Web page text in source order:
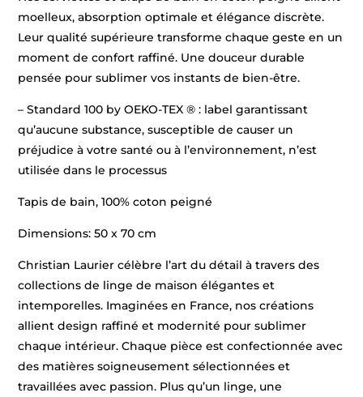
moelleux, absorption optimale et élégance discrète.
Leur qualité supérieure transforme chaque geste en un
moment de confort raffiné. Une douceur durable
pensée pour sublimer vos instants de bien-être.
– Standard 100 by OEKO-TEX ® : label garantissant
qu’aucune substance, susceptible de causer un
préjudice à votre santé ou à l’environnement, n’est
utilisée dans le processus
Tapis de bain, 100% coton peigné
Dimensions: 50 x 70 cm
Christian Laurier célèbre l’art du détail à travers des
collections de linge de maison élégantes et
intemporelles. Imaginées en France, nos créations
allient design raffiné et modernité pour sublimer
chaque intérieur. Chaque pièce est confectionnée avec
des matières soigneusement sélectionnées et
travaillées avec passion. Plus qu’un linge, une